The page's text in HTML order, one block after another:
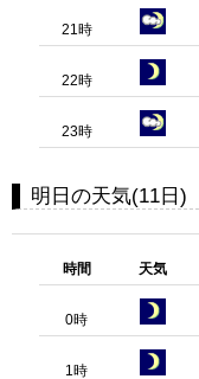
21時
22時
23時
明日の天気(11日)
時間 天気
0時
1時